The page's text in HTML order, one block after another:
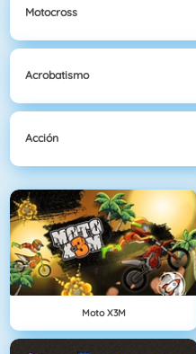
Motocross
Acrobatismo
Acción
Moto X3M